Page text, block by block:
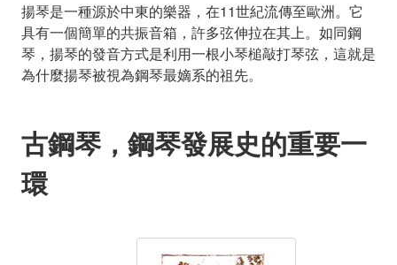
揚琴是一種源於中東的樂器，在11世紀流傳至歐洲。它
具有一個簡單的共振音箱，許多弦伸拉在其上。如同鋼
琴，揚琴的發音方式是利用一根小琴槌敲打琴弦，這就是
為什麼揚琴被視為鋼琴最嫡系的祖先。
古鋼琴，鋼琴發展史的重要一
環